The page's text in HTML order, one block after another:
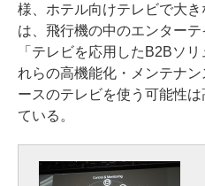
様、ホテル向けテレビで大
は、飛行機の中のエンター
「テレビを応用したB2Bソ
れらの高機能化・メンテナ
ースのテレビを使う可能性
ている。